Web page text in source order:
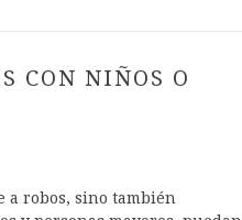
CON NIÑOS O
a robos, sino también